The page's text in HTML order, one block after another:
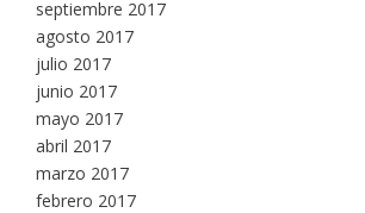
septiembre 2017
agosto 2017
julio 2017
junio 2017
mayo 2017
abril 2017
marzo 2017
febrero 2017